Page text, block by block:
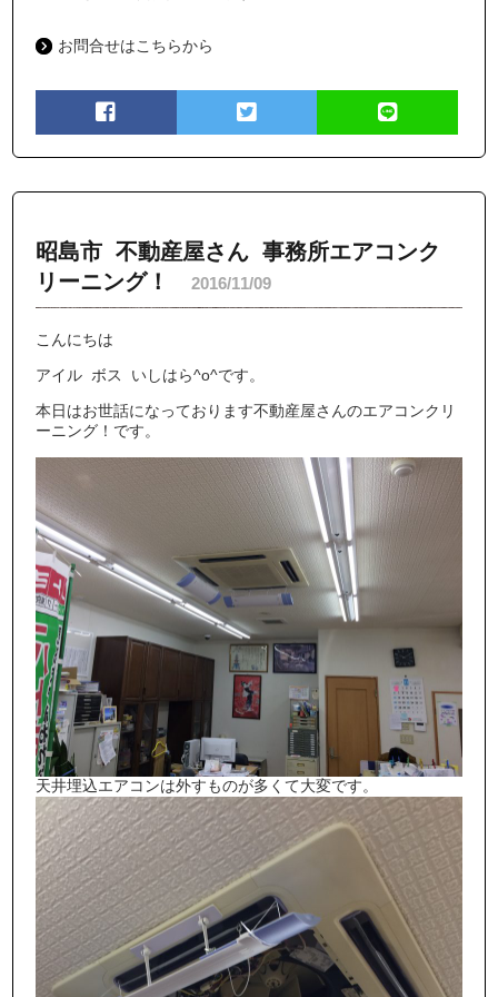
お問合せはこちらから
昭島市 不動産屋さん 事務所エアコンク
リーニング！
2016/11/09
こんにちは
アイル ボス いしはら^o^です。
本日はお世話になっております不動産屋さんのエアコンクリ
ーニング！です。
天井埋込エアコンは外すものが多くて大変です。